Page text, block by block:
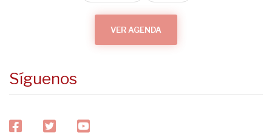
VER AGENDA
Síguenos
facebooktwitteryoutube